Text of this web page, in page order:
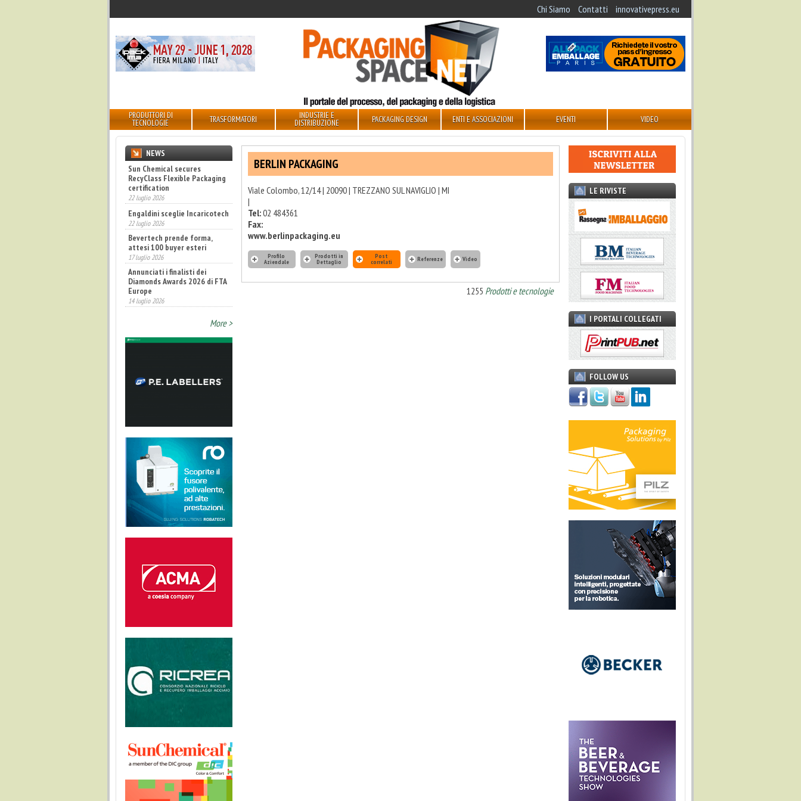
Chi Siamo Contatti innovativepress.eu
PRODUTTORI DI
TECNOLOGIE TRASFORMATORI INDUSTRIE E
DISTRIBUZIONE PACKAGING DESIGN ENTI E ASSOCIAZIONI EVENTI VIDEO
BERLIN PACKAGING
Viale Colombo, 12/14 | 20090 | TREZZANO SUL NAVIGLIO | MI
|
Tel:02 484361
Fax:
www.berlinpackaging.eu
Profilo
Aziendale
Prodotti in
Dettaglio
Post
correlati Referenze Video
1255 Prodotti e tecnologie
NEWS
Sun Chemical secures
RecyClass Flexible Packaging
certification
22 luglio 2026
Engaldini sceglie Incaricotech
22 luglio 2026
Bevertech prende forma,
attesi 100 buyer esteri
17 luglio 2026
Annunciati i finalisti dei
Diamonds Awards 2026 di FTA
Europe
14 luglio 2026
More >
LE RIVISTE
I PORTALI COLLEGATI
FOLLOW US